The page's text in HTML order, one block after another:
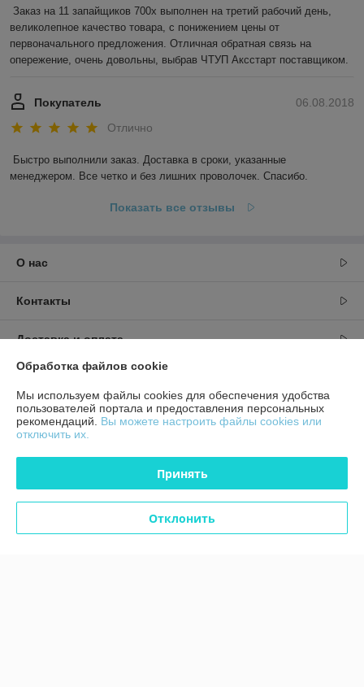
Заказ на 11 запайщиков 700х выполнен на третий рабочий день,
великолепное качество товара, с понижением цены от
первоначального предложения. Отличная обратная связь на
опережение, очень довольны, выбрав ЧТУП Аксстарт поставщиком.
06.08.2018
Покупатель
Отлично
Быстро выполнили заказ. Доставка в сроки, указанные
менеджером. Все четко и без лишних проволочек. Спасибо.
Показать все отзывы
О нас
Контакты
Доставка и оплата
Полная версия сайта
Сайт создан на платформе Deal.by
Обработка файлов cookie
Мы используем файлы cookies для обеспечения удобства
пользователей портала и предоставления персональных
рекомендаций. Вы можете настроить файлы cookies или
отключить их.
Принять
Отклонить